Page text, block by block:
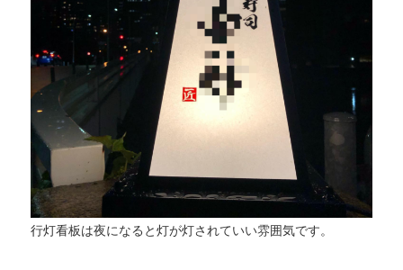
行灯看板は夜になると灯が灯されていい雰囲気です。